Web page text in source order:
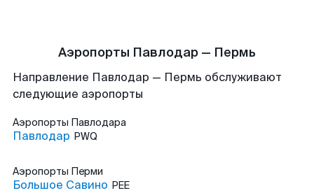
Аэропорты Павлодар — Пермь
Направление Павлодар — Пермь обслуживают
следующие аэропорты
Аэропорты Павлодара
Павлодар PWQ
Аэропорты Перми
Большое Савино PEE